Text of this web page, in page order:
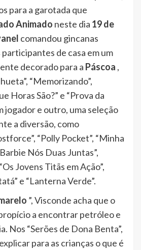
para a garotada que
Animado neste dia 19 de
comandou gincanas
de casa em um
decorado para a Páscoa ,
“Memorizando”,
Horas São?” e “Prova da
jogador e outro, uma seleção
a diversão, como
“Polly Pocket”, “Minha
Nós Duas Juntas”,
Jovens Titãs em Ação”,
e “Lanterna Verde”.
”, Visconde acha que o
a encontrar petróleo e
Nos “Serões de Dona Benta”,
para as crianças o que é